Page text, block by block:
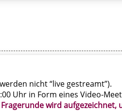
nicht “live gestreamt”).
Uhr in Form eines Video-
wird